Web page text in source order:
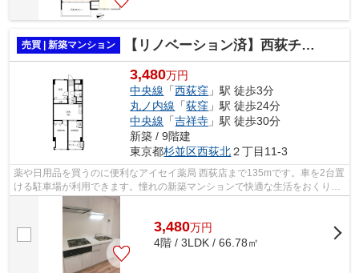
売買 | 新築マンション 【リノベーション済】西荻チャペルマンション
3,480万円
中央線 「西荻窪 」駅 徒歩3分
丸ノ内線 「荻窪 」駅 徒歩24分
中央線 「吉祥寺 」駅 徒歩30分
新築 / 9階建
東京都杉並区西荻北２丁目11-3
薬や日用品を買うのに便利なアイセイ薬局 西荻店まで135mです。車を2台置
ける駐車場が利用できます。憧れの新築マンションで快適な生活をおくりま
しょう。中央線西荻窪エリアで素敵な...
3,480万円
4階 / 3LDK / 66.78㎡